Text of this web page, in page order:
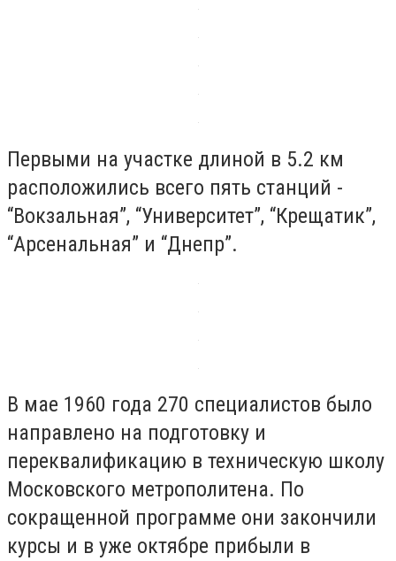
Первыми на участке длиной в 5.2 км
расположились всего пять станций -
“Вокзальная”, “Университет”, “Крещатик”,
“Арсенальная” и “Днепр”.
В мае 1960 года 270 специалистов было
направлено на подготовку и
переквалификацию в техническую школу
Московского метрополитена. По
сокращенной программе они закончили
курсы и в уже октябре прибыли в